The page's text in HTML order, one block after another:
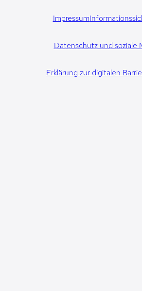
Impressum
Datenschutz und soziale
Erklärung zur digitalen